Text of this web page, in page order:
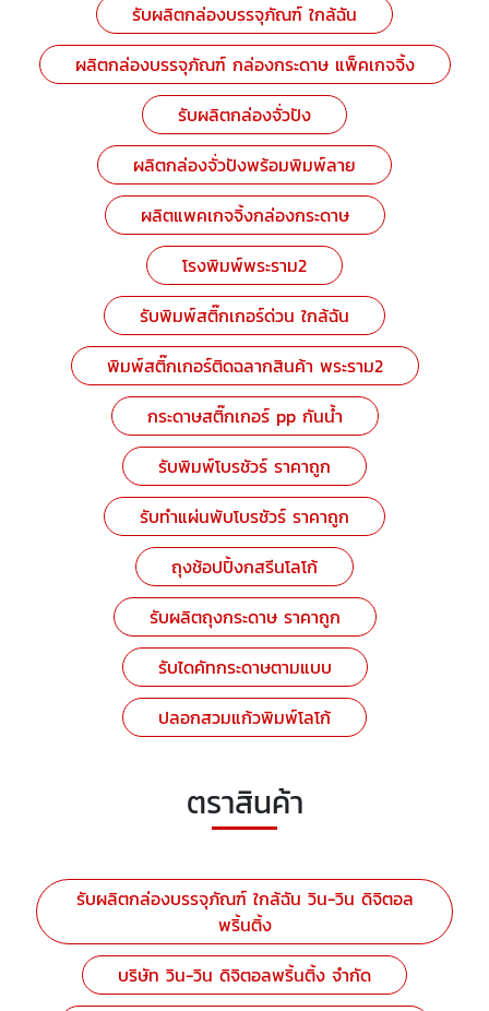
รับผลิตกล่องบรรจุภัณฑ์ ใกล้ฉัน
ผลิตกล่องบรรจุภัณฑ์ กล่องกระดาษ แพ็คเกจจิ้ง
รับผลิตกล่องจั่วปัง
ผลิตกล่องจั่วปังพร้อมพิมพ์ลาย
ผลิตแพคเกจจิ้งกล่องกระดาษ
โรงพิมพ์พระราม2
รับพิมพ์สติ๊กเกอร์ด่วน ใกล้ฉัน
พิมพ์สติ๊กเกอร์ติดฉลากสินค้า พระราม2
กระดาษสติ๊กเกอร์ pp กันน้ำ
รับพิมพ์โบรชัวร์ ราคาถูก
รับทำแผ่นพับโบรชัวร์ ราคาถูก
ถุงช้อปปิ้งกสรีนโลโก้
รับผลิตถุงกระดาษ ราคาถูก
รับไดคัทกระดาษตามแบบ
ปลอกสวมแก้วพิมพ์โลโก้
ตราสินค้า
รับผลิตกล่องบรรจุภัณฑ์ ใกล้ฉัน วิน-วิน ดิจิตอล
พริ้นติ้ง
บริษัท วิน-วิน ดิจิตอลพริ้นติ้ง จำกัด